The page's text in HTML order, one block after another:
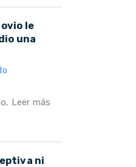
le
una
Leer más
ni